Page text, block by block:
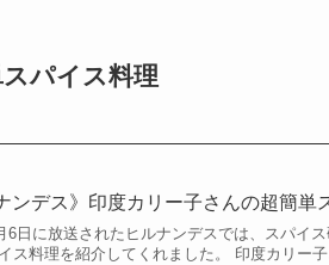
パイス料理
ンデス》印度カリー子さんの超簡単
6日に放送されたヒルナンデスでは、スパイ
ス料理を紹介してくれました。 印度カリー